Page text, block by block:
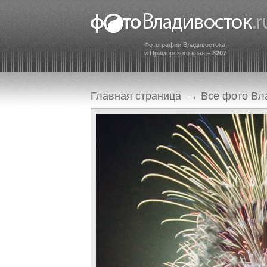
Фотографии Владивостока
и Приморского края – 8207
Главная страница → Все фото